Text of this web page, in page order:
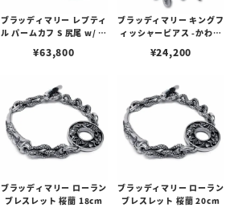
ブラッディマリー レプティ
ル パームカフ S 尻尾 w/ ホ
¥63,800
ブラッディマリー キングフ
ィッシャーピアス -かわせ
¥24,200
ブラッディマリー ローラン
ブレスレット 桜蘭 18cm
ブラッディマリー ローラン
ブレスレット 桜蘭 20cm